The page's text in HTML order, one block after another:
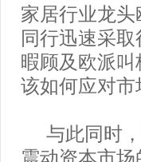
家居行业龙头
同行迅速采
暇顾及欧派
该如何应对市
与此同时
震动资本市